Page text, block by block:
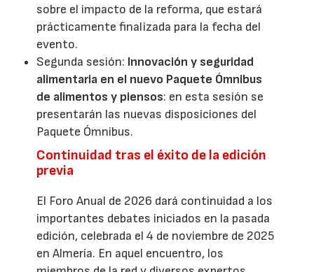
sobre el impacto de la reforma, que estará
prácticamente finalizada para la fecha del
evento.
Segunda sesión: Innovación y seguridad
alimentaria en el nuevo Paquete Ómnibus
de alimentos y piensos: en esta sesión se
presentarán las nuevas disposiciones del
Paquete Ómnibus.
Continuidad tras el éxito de la edición
previa
El Foro Anual de 2026 dará continuidad a los
importantes debates iniciados en la pasada
edición, celebrada el 4 de noviembre de 2025
en Almería. En aquel encuentro, los